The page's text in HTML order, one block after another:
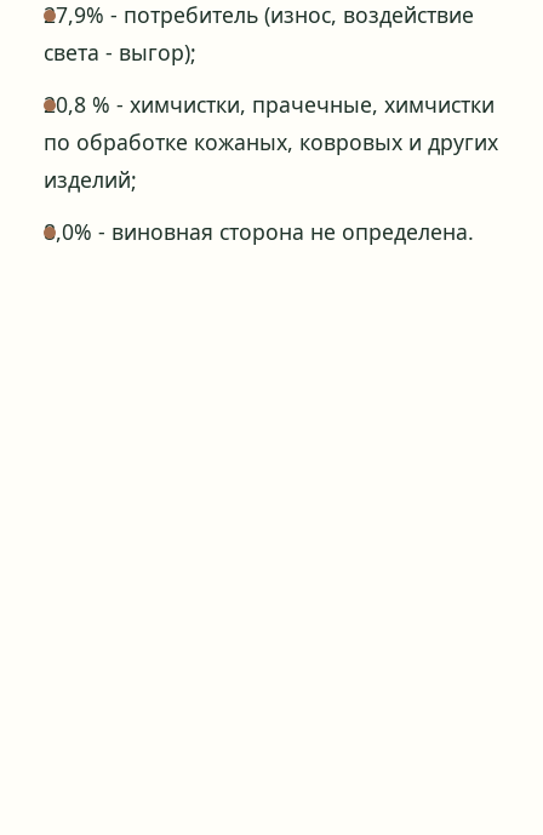
27,9% - потребитель (износ, воздействие
света - выгор);
20,8 % - химчистки, прачечные, химчистки
по обработке кожаных, ковровых и других
изделий;
8,0% - виновная сторона не определена.